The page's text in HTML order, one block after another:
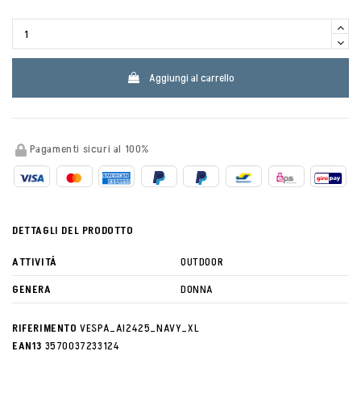
Aggiungi al carrello
Pagamenti sicuri al 100%
DETTAGLI DEL PRODOTTO
ATTIVITÁ
OUTDOOR
GENERA
DONNA
RIFERIMENTO VESPA_AI2425_NAVY_XL
EAN13 3570037233124